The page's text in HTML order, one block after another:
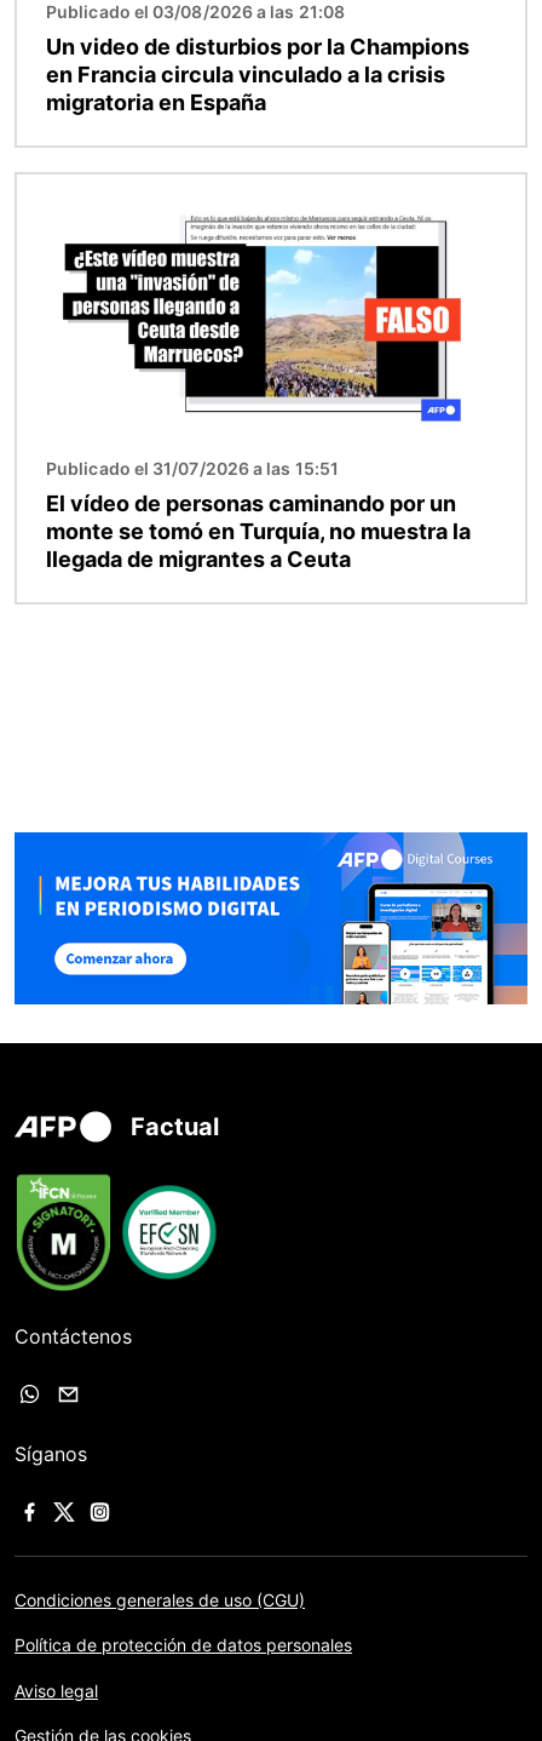
Publicado el 03/08/2026 a las 21:08
Un video de disturbios por la Champions
en Francia circula vinculado a la crisis
migratoria en España
Publicado el 31/07/2026 a las 15:51
El vídeo de personas caminando por un
monte se tomó en Turquía, no muestra la
llegada de migrantes a Ceuta
Factual
Contáctenos
Síganos
Condiciones generales de uso (CGU)
Política de protección de datos personales
Aviso legal
Gestión de las cookies